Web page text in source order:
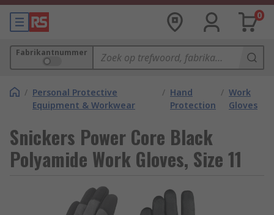
0
Fabrikantnummer
/ Personal Protective
Equipment & Workwear
/ Hand
Protection
/ Work
Gloves
Snickers Power Core Black
Polyamide Work Gloves, Size 11